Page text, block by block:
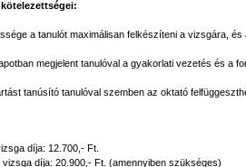
a tanulót maximálisan felkészíteni a vizsgára,
megjelent tanulóval a gyakorlati vezetés és a
tanúsító tanulóval szemben az oktató
díja: 12.700,- Ft.
díja: 20.900,- Ft. (amennyiben szükséges)